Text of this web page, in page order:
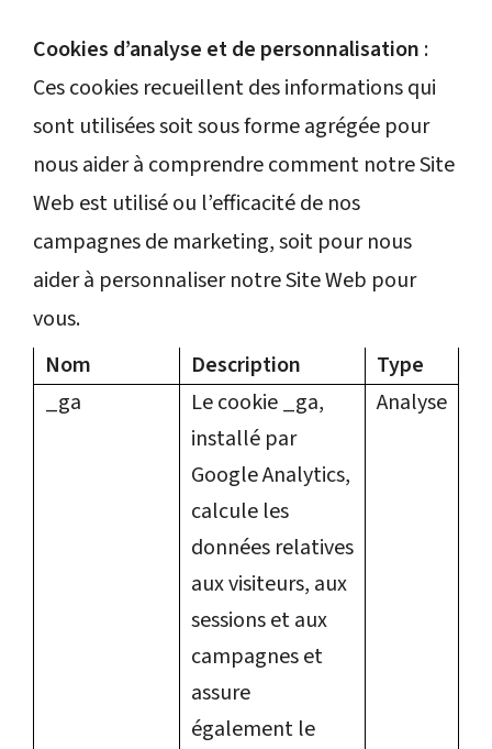
Cookies d’analyse et de personnalisation :
Ces cookies recueillent des informations qui
sont utilisées soit sous forme agrégée pour
nous aider à comprendre comment notre Site
Web est utilisé ou l’efficacité de nos
campagnes de marketing, soit pour nous
aider à personnaliser notre Site Web pour
vous.
Nom
Description
Type
_ga
Le cookie _ga,
installé par
Google Analytics,
calcule les
données relatives
aux visiteurs, aux
sessions et aux
campagnes et
assure
également le
Analyse